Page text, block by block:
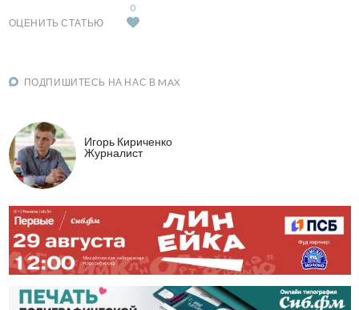
ОЦЕНИТЬ СТАТЬЮ
0
ПОДПИШИТЕСЬ НА НАС В MAX
Игорь Кириченко
Журналист